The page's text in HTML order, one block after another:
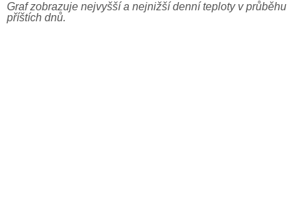
Graf zobrazuje nejvyšší a nejnižší denní teploty v průběhu
příštích dnů.